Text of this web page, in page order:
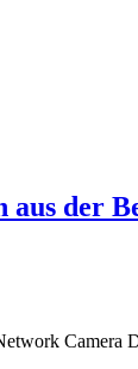
aus der
Camera